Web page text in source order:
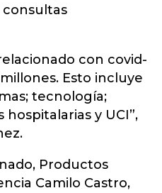
consultas
con covid-
Esto incluye
tecnología;
y UCI”,
Productos
Camilo Castro,